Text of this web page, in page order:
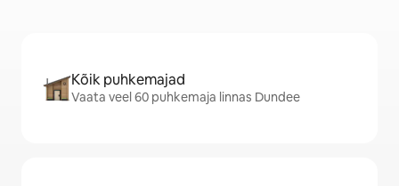
Kõik puhkemajad
Vaata veel 60 puhkemaja linnas Dundee